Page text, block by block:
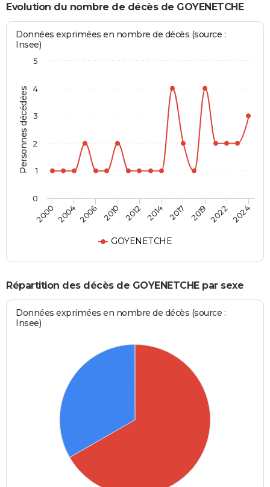
Evolution du nombre de décès de GOYENETCHE
Personnes décédées
Données exprimées en nombre de décès (source :
Insee)
GOYENETCHE
2000 20042006 2010 2012 2014 2017 2019 2022 2024
0
1
2
3
4
5
Répartition des décès de GOYENETCHE par sexe
Données exprimées en nombre de décès (source :
Insee)